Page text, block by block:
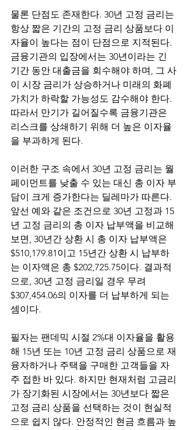
물론 단점도 존재한다. 30년 고정 금리는
항상 짧은 기간의 고정 금리 상품보다 이
자율이 높다는 점이 단점으로 지적된다.
금융기관의 입장에서는 30년이라는 긴
기간 동안 대출금을 회수해야 하며, 그 사
이 시장 금리가 상승하거나 미래의 화폐
가치가 하락할 가능성도 감수해야 한다.
따라서 만기가 길어질수록 금융기관은
리스크를 상쇄하기 위해 더 높은 이자율
을 부과하게 된다.
이러한 구조 속에서 30년 고정 금리는 월
페이먼트를 낮출 수 있는 대신 총 이자 부
담이 크게 증가한다는 딜레마가 따른다.
앞선 예와 같은 조건으로 30년 고정과 15
년 고정 금리의 총 이자 납부액을 비교해
보면, 30년간 상환 시 총 이자 납부액은
$510,179.81이고 15년간 상환 시 납부하
는 이자액은 총 $202,725.75이다. 결과적
으로, 30년 고정 금리일 경우 무려
$307,454.06의 이자를 더 납부하게 되는
셈이다.
필자는 팬데믹 시절 2%대 이자율을 활용
해 15년 또는 10년 고정 금리 상품으로 재
융자하거나 주택을 구매한 고객들을 자
주 접한 바 있다. 하지만 현재처럼 고금리
가 장기화된 시장에서는 30년보다 짧은
고정 금리 상품을 선택하는 것이 현실적
으로 쉽지 않다. 안정적인 현금 흐름과 높